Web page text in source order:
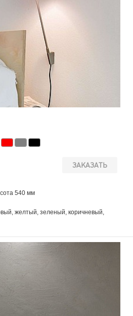
ЗАКАЗАТЬ
540 мм
желтый, зеленый, коричневый,